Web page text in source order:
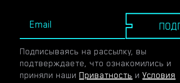
Подписываясь на рассылку, вы
подтверждаете, что ознакомились и
приняли наши Приватность и Условия